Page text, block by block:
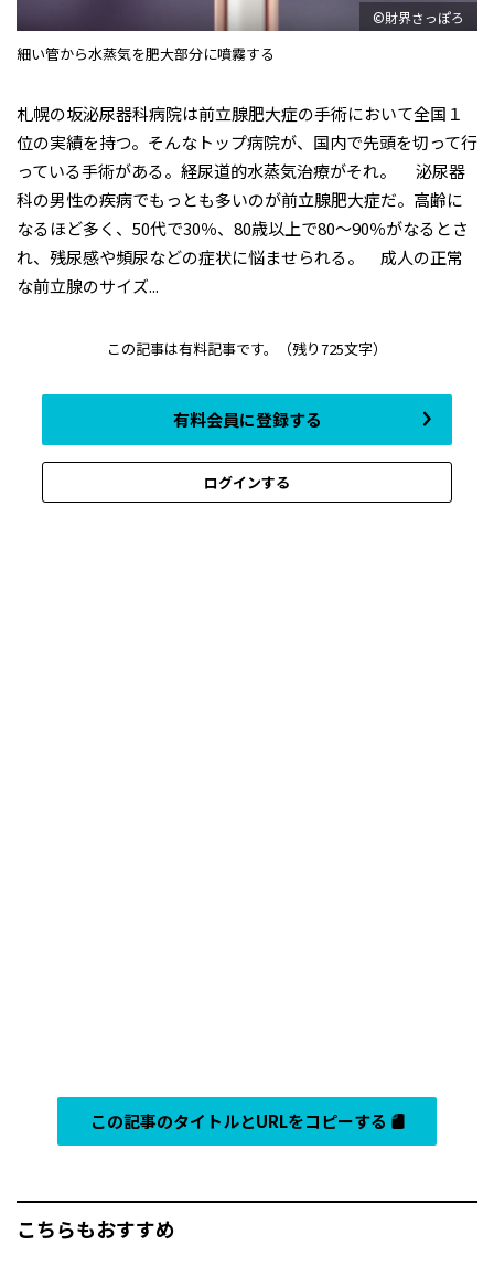
©財界さっぽろ
細い管から水蒸気を肥大部分に噴霧する
札幌の坂泌尿器科病院は前立腺肥大症の手術において全国１
位の実績を持つ。そんなトップ病院が、国内で先頭を切って行
っている手術がある。経尿道的水蒸気治療がそれ。 泌尿器
科の男性の疾病でもっとも多いのが前立腺肥大症だ。高齢に
なるほど多く、50代で30％、80歳以上で80～90％がなるとさ
れ、残尿感や頻尿などの症状に悩ませられる。 成人の正常
な前立腺のサイズ...
この記事は有料記事です。 （残り725文字）
有料会員に登録する
ログインする
この記事のタイトルとURLをコピーする
こちらもおすすめ